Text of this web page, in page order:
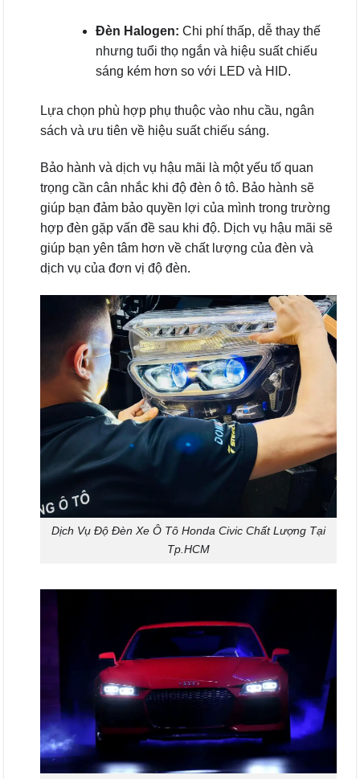
Đèn Halogen: Chi phí thấp, dễ thay thế
nhưng tuổi thọ ngắn và hiệu suất chiếu
sáng kém hơn so với LED và HID.
Lựa chọn phù hợp phụ thuộc vào nhu cầu, ngân
sách và ưu tiên về hiệu suất chiếu sáng.
Bảo hành và dịch vụ hậu mãi là một yếu tố quan
trọng cần cân nhắc khi độ đèn ô tô. Bảo hành sẽ
giúp bạn đảm bảo quyền lợi của mình trong trường
hợp đèn gặp vấn đề sau khi độ. Dịch vụ hậu mãi sẽ
giúp bạn yên tâm hơn về chất lượng của đèn và
dịch vụ của đơn vị độ đèn.
Dịch Vụ Độ Đèn Xe Ô Tô Honda Civic Chất Lượng Tại
Tp.HCM